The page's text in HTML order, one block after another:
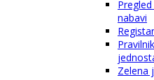
nabavi
Zelena